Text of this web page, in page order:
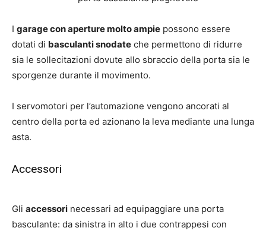
I garage con aperture molto ampie possono essere
dotati di basculanti snodate che permettono di ridurre
sia le sollecitazioni dovute allo sbraccio della porta sia le
sporgenze durante il movimento.
I servomotori per l’automazione vengono ancorati al
centro della porta ed azionano la leva mediante una lunga
asta.
Accessori
Gli accessori necessari ad equipaggiare una porta
basculante: da sinistra in alto i due contrappesi con